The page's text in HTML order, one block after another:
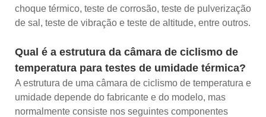
choque térmico, teste de corrosão, teste de pulverização
de sal, teste de vibração e teste de altitude, entre outros.
Qual é a estrutura da câmara de ciclismo de
temperatura para testes de umidade térmica?
A estrutura de uma câmara de ciclismo de temperatura e
umidade depende do fabricante e do modelo, mas
normalmente consiste nos seguintes componentes